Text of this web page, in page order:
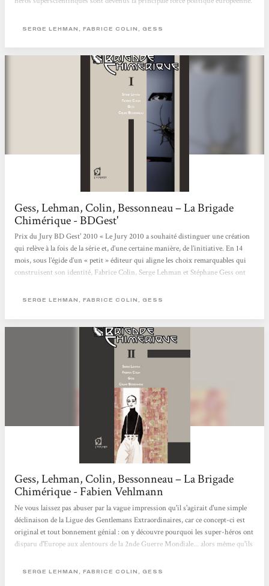
londonien, est le protecteur officiel de Paris, désigné dans des circonstances
SERGE LEHMAN, FABRICE COLIN, GESS
Gess, Lehman, Colin, Bessonneau – La Brigade
Chimérique - BDGest'
Prix du Jury BD Gest' 2010 « Le Jury 2010 a souhaité distinguer une création
qui relève à la fois de la série et, d’une certaine manière, de l’initiative. En 14
mois, sous l’égide d’un « petit » éditeur qui aligne les choix remarquables qui
construisent son identité, Fabrice Colin, Serge Lehman et Stéphane Gess ont
sur le continent européen au cours d’une période trouble. La conclusion de
SERGE LEHMAN, FABRICE COLIN, GESS
Gess, Lehman, Colin, Bessonneau – La Brigade
Chimérique - Fabien Vehlmann
Ne vous laissez pas abuser par la vague impression qu'il s'agirait d'une simple
déclinaison de la Ligue des Gentlemans Extraordinaires, car ce concept-ci est
original et tout bonnement génial : on y découvre pourquoi les super-héros ont
disparu d'Europe aux alentours de la 2nde Guerre Mondiale... alors même qu'ils
(Spiderman, Superman et autres Batman). Les deux scénaristes (Serge Lehman
SERGE LEHMAN, FABRICE COLIN, GESS